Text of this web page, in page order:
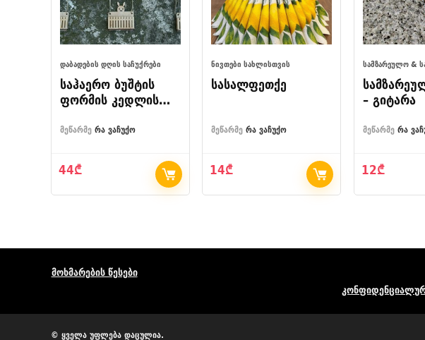
ᲓᲐᲑᲐᲓᲔᲑᲘᲡ ᲓᲦᲘᲡ ᲡᲐᲩᲣᲥᲠᲔᲑᲘ
საჰაერო ბუშტის
ფორმის კედლის
მეწარმე რა ვაჩუქო
44₾
ᲜᲘᲕᲗᲔᲑᲘ ᲡᲐᲮᲚᲘᲡᲗᲕᲘᲡ
სასალფეთქე
მეწარმე რა ვაჩუქო
14₾
ᲡᲐᲛᲖᲐᲠᲔᲣᲚᲝ &
– გიტარა
მეწარმე რა
12₾
მოხმარების წესები
© ყველა უფლება დაცულია.